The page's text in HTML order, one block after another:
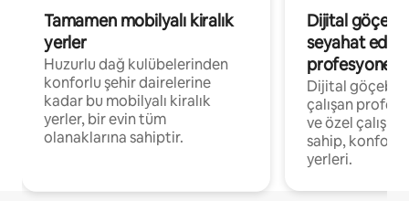
Tamamen mobilyalı kiralık
yerler
Huzurlu dağ kulübelerinden
konforlu şehir dairelerine
kadar bu mobilyalı kiralık
yerler, bir evin tüm
olanaklarına sahiptir.
Dijital
seyahat eden
Dijital
çalışan
ve özel
sahip,
yerleri.